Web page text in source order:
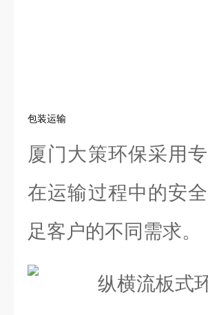
包装运输
厦门大策环保采用
在运输过程中的安
足客户的不同需求。